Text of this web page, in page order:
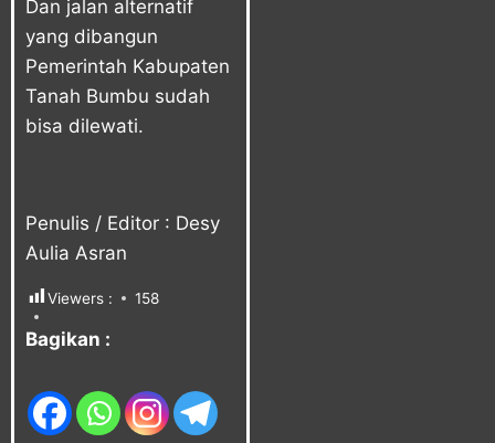
Dan jalan alternatif
yang dibangun
Pemerintah Kabupaten
Tanah Bumbu sudah
bisa dilewati.
Penulis / Editor : Desy
Aulia Asran
Viewers : 158
Bagikan :